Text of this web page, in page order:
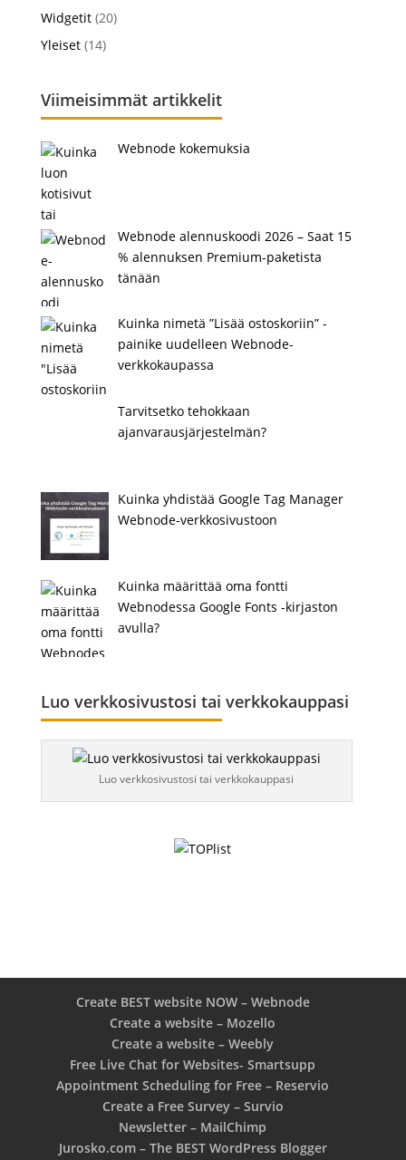
Widgetit(20)
Yleiset(14)
Viimeisimmät artikkelit
Webnode kokemuksia
Webnode alennuskoodi 2026 – Saat 15
% alennuksen Premium-paketista
tänään
Kuinka nimetä ”Lisää ostoskoriin” -
painike uudelleen Webnode-
verkkokaupassa
Tarvitsetko tehokkaan
ajanvarausjärjestelmän?
Kuinka yhdistää Google Tag Manager
Webnode-verkkosivustoon
Kuinka määrittää oma fontti
Webnodessa Google Fonts -kirjaston
avulla?
Luo verkkosivustosi tai verkkokauppasi
Luo verkkosivustosi tai verkkokauppasi
Create BEST website NOW – Webnode
Create a website – Mozello
Create a website – Weebly
Free Live Chat for Websites- Smartsupp
Appointment Scheduling for Free – Reservio
Create a Free Survey – Survio
Newsletter – MailChimp
Jurosko.com – The BEST WordPress Blogger